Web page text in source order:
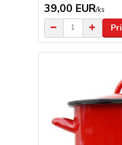
39,00 EUR/ks